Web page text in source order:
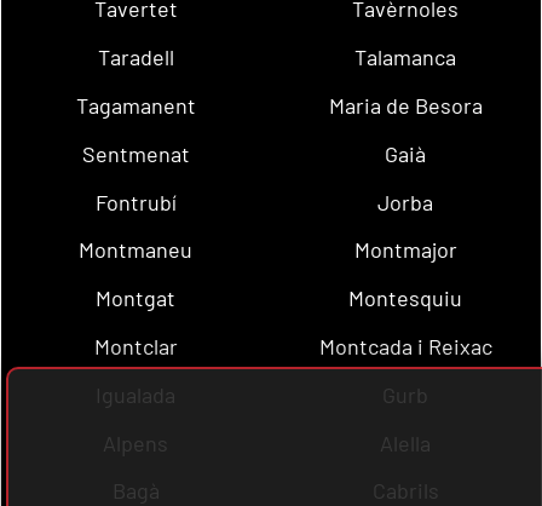
Tavertet
Tavèrnoles
Taradell
Talamanca
Tagamanent
Maria de Besora
Sentmenat
Gaià
Fontrubí
Jorba
Montmaneu
Montmajor
Montgat
Montesquiu
Montclar
Montcada i Reixac
Igualada
Gurb
Alpens
Alella
Bagà
Cabrils